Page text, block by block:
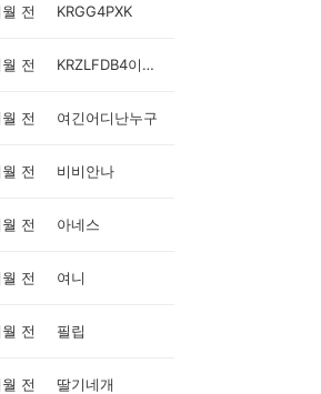
전 KRGG4PXK
전 KRZLFDB4이해진
전 여긴어디난누구
전 비비안나
전 아네스
전 여니
전 필립
전 딸기네개